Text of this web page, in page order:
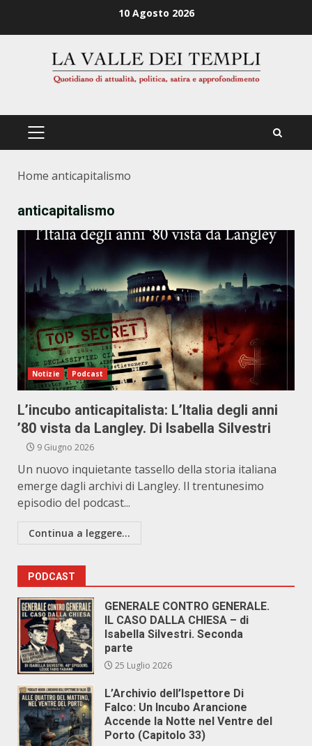
10 Agosto 2026
PRIMÄRES
Home anticapitalismo
anticapitalismo
Notizie Podcast
L’incubo anticapitalista: L’Italia degli anni
’80 vista da Langley. Di Isabella Silvestri
9 Giugno 2026
Un nuovo inquietante tassello della storia italiana
emerge dagli archivi di Langley. Il trentunesimo
episodio del podcast...
Continua a leggere...
PODCAST
GENERALE CONTRO GENERALE.
IL CASO DALLA CHIESA – di
Isabella Silvestri. Seconda
parte
25 Luglio 2026
L’Archivio dell’Ispettore Di
Falco: Un Incubo Arancione
Accende la Notte nel Ventre del
Porto (Capitolo 33)